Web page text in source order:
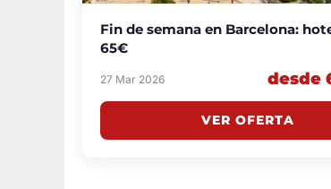
Fin de semana en Barcelona:
65€
27 Mar 2026 desde
VER OFERTA